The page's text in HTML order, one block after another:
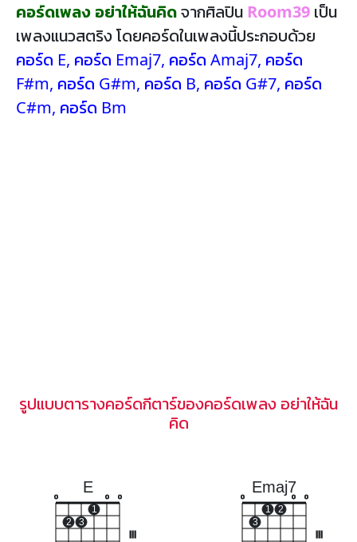
คอร์ดเพลง อย่าให้ฉันคิดจากศิลปิน Room39 เป็น
เพลงแนวสตริง โดยคอร์ดในเพลงนี้ประกอบด้วย
คอร์ด E, คอร์ด Emaj7, คอร์ด Amaj7, คอร์ด
F#m, คอร์ด G#m, คอร์ด B, คอร์ด G#7, คอร์ด
C#m, คอร์ด Bm
รูปแบบตารางคอร์ดกีตาร์ของคอร์ดเพลง อย่าให้ฉัน
คิด
E
o
2 3
1
o o
Emaj7
o
3
1 2
o o